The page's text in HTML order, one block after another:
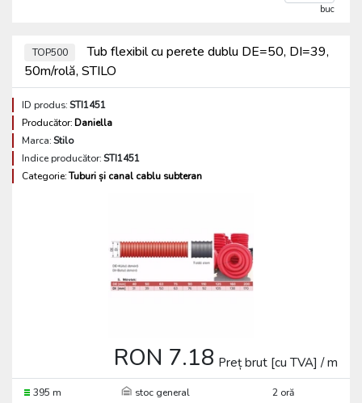
buc
TOP500
Tub flexibil cu perete dublu DE=50, DI=39,
50m/rolă, STILO
ID produs:STI1451
Producător:Daniella
Marca:Stilo
Indice producător:STI1451
Categorie:Tuburi și canal cablu subteran
RON 7.18 Preț brut [cu TVA] / m
395 m stoc general
2 oră